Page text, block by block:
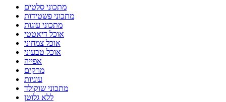
מתכוני סלטים
מתכוני פשטידות
מתכוני עוגות
אוכל דיאטטי
אוכל צמחוני
אוכל טבעוני
אפייה
מרקים
עוגיות
מתכוני שוקולד
ללא גלוטן